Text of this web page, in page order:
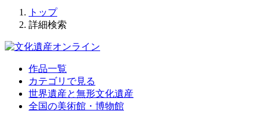
トップ
詳細検索
作品一覧
カテゴリで見る
世界遺産と無形文化遺産
全国の美術館・博物館